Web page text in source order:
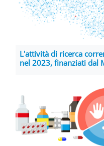
L'attività di ricerca
nel 2023, finanziati dal